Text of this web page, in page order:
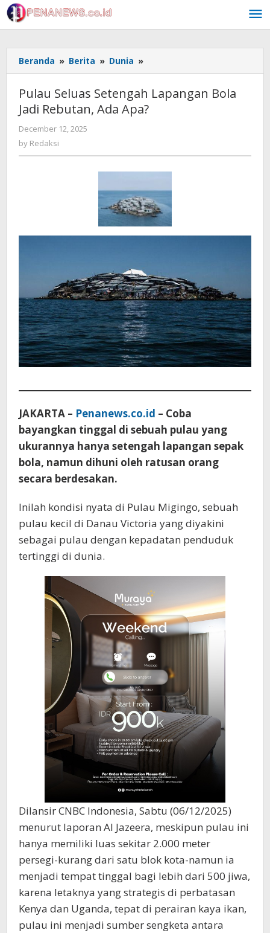
Skip
to
content
Beranda » Berita » Dunia »
Seluas
Lapangan
Bola
Pulau Seluas Setengah Lapangan Bola
Jadi Rebutan, Ada Apa?
December 12, 2025
by Redaksi
JAKARTA – Penanews.co.id – Coba
bayangkan tinggal di sebuah pulau yang
ukurannya hanya setengah lapangan sepak
bola, namun dihuni oleh ratusan orang
secara berdesakan.
Inilah kondisi nyata di Pulau Migingo, sebuah
pulau kecil di Danau Victoria yang diyakini
sebagai pulau dengan kepadatan penduduk
tertinggi di dunia.
Dilansir CNBC Indonesia, Sabtu (06/12/2025)
menurut laporan Al Jazeera, meskipun pulau ini
hanya memiliki luas sekitar 2.000 meter
persegi-kurang dari satu blok kota-namun ia
menjadi tempat tinggal bagi lebih dari 500 jiwa,
karena letaknya yang strategis di perbatasan
Kenya dan Uganda, tepat di perairan kaya ikan,
pulau ini menjadi sumber sengketa antara